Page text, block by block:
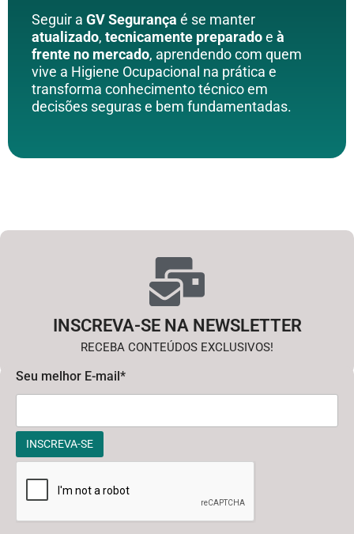
Seguir a GV Segurança é se manter
atualizado, tecnicamente preparadoe à
frente no mercado, aprendendo com quem
vive a Higiene Ocupacional na prática e
transforma conhecimento técnico em
decisões seguras e bem fundamentadas.
INSCREVA-SE NA NEWSLETTER
RECEBA CONTEÚDOS EXCLUSIVOS!
Seu melhor E-mail*
INSCREVA-SE